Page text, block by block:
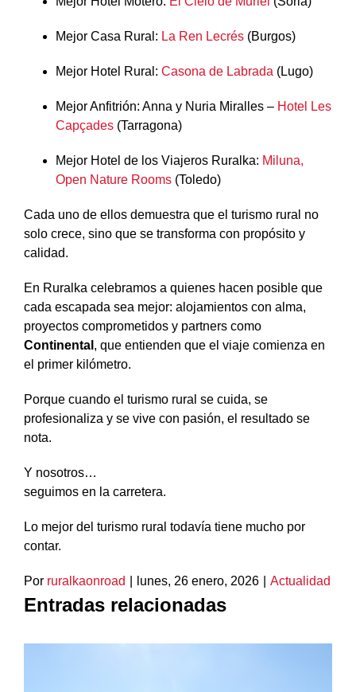
Mejor Casa Rural: La Ren Lecrés(Burgos)
Mejor Hotel Rural: Casona de Labrada (Lugo)
Mejor Anfitrión: Anna y Nuria Miralles – Hotel Les
Capçades(Tarragona)
Mejor Hotel de los Viajeros Ruralka: Miluna,
Open Nature Rooms(Toledo)
Cada uno de ellos demuestra que el turismo rural no
solo crece, sino que se transforma con propósito y
calidad.
En Ruralka celebramos a quienes hacen posible que
cada escapada sea mejor: alojamientos con alma,
proyectos comprometidos y partners como
Continental , que entienden que el viaje comienza en
el primer kilómetro.
Porque cuando el turismo rural se cuida, se
profesionaliza y se vive con pasión, el resultado se
nota.
Y nosotros…
seguimos en la carretera.
Lo mejor del turismo rural todavía tiene mucho por
contar.
Por ruralkaonroad lunes, 26 enero, 2026 Actualidad
Entradas relacionadas